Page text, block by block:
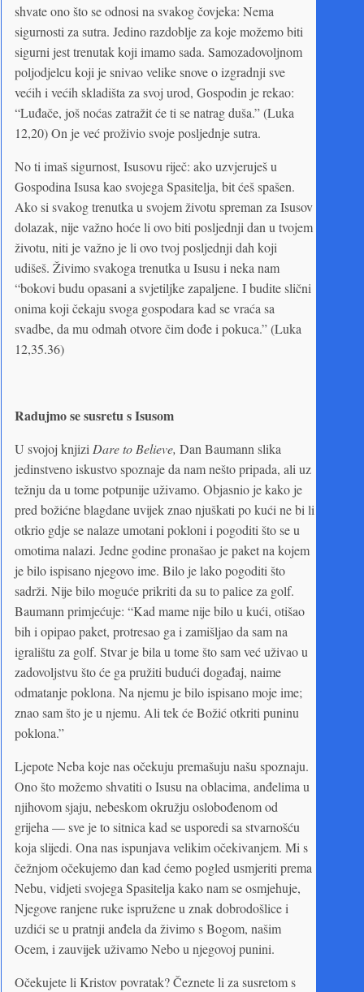
shvate ono što se odnosi na svakog čovjeka: Nema
sigurnosti za sutra. Jedino razdoblje za koje možemo biti
sigurni jest trenutak koji imamo sada. Samozadovoljnom
poljodjelcu koji je snivao velike snove o izgradnji sve
većih i većih skladišta za svoj urod, Gospodin je rekao:
“Luđače, još noćas zatražit će ti se natrag duša.” (Luka
12,20) On je već proživio svoje posljednje sutra.
No ti imaš sigurnost, Isusovu riječ: ako uzvjeruješ u
Gospodina Isusa kao svojega Spasitelja, bit ćeš spašen.
Ako si svakog trenutka u svojem životu spreman za Isusov
dolazak, nije važno hoće li ovo biti posljednji dan u tvojem
životu, niti je važno je li ovo tvoj posljednji dah koji
udišeš. Živimo svakoga trenutka u Isusu i neka nam
“bokovi budu opasani a svjetiljke zapaljene. I budite slični
onima koji čekaju svoga gospodara kad se vraća sa
svadbe, da mu odmah otvore čim dođe i pokuca.” (Luka
12,35.36)
Radujmo se susretu s Isusom
U svojoj knjizi Dare to Believe, Dan Baumann slika
jedinstveno iskustvo spoznaje da nam nešto pripada, ali uz
težnju da u tome potpunije uživamo. Objasnio je kako je
pred božićne blagdane uvijek znao njuškati po kući ne bi li
otkrio gdje se nalaze umotani pokloni i pogoditi što se u
omotima nalazi. Jedne godine pronašao je paket na kojem
je bilo ispisano njegovo ime. Bilo je lako pogoditi što
sadrži. Nije bilo moguće prikriti da su to palice za golf.
Baumann primjećuje: “Kad mame nije bilo u kući, otišao
bih i opipao paket, protresao ga i zamišljao da sam na
igralištu za golf. Stvar je bila u tome što sam već uživao u
zadovoljstvu što će ga pružiti budući događaj, naime
odmatanje poklona. Na njemu je bilo ispisano moje ime;
znao sam što je u njemu. Ali tek će Božić otkriti puninu
poklona.”
Ljepote Neba koje nas očekuju premašuju našu spoznaju.
Ono što možemo shvatiti o Isusu na oblacima, anđelima u
njihovom sjaju, nebeskom okružju oslobođenom od
grijeha — sve je to sitnica kad se usporedi sa stvarnošću
koja slijedi. Ona nas ispunjava velikim očekivanjem. Mi s
čežnjom očekujemo dan kad ćemo pogled usmjeriti prema
Nebu, vidjeti svojega Spasitelja kako nam se osmjehuje,
Njegove ranjene ruke ispružene u znak dobrodošlice i
uzdići se u pratnji anđela da živimo s Bogom, našim
Ocem, i zauvijek uživamo Nebo u njegovoj punini.
Očekujete li Kristov povratak? Čeznete li za susretom s